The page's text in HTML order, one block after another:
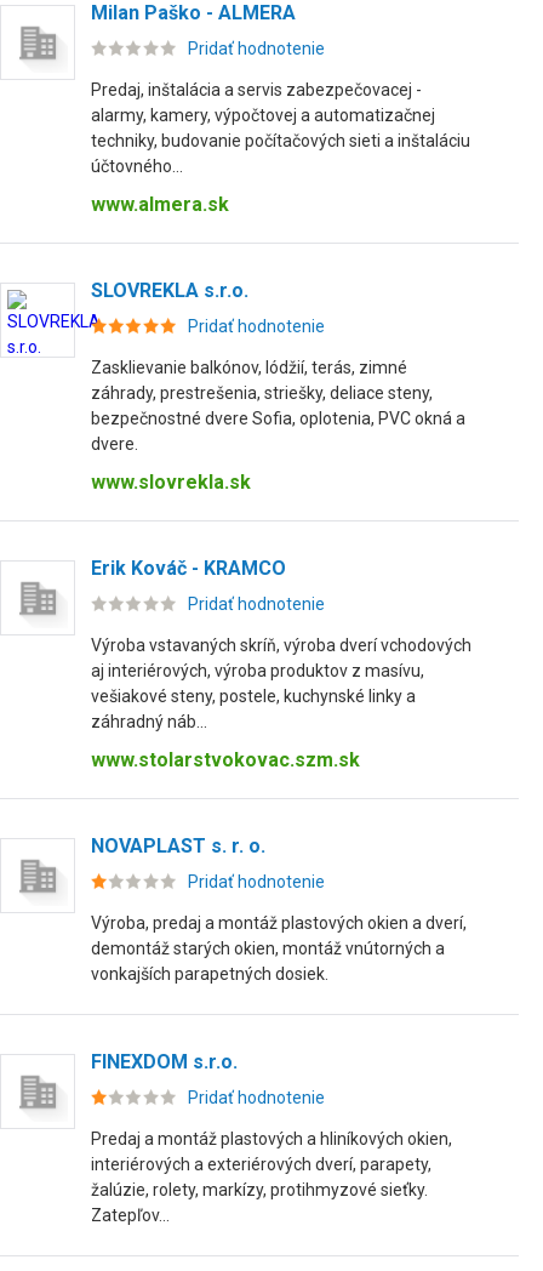
Milan Paško - ALMERA
Pridať hodnotenie
Predaj, inštalácia a servis zabezpečovacej -
alarmy, kamery, výpočtovej a automatizačnej
techniky, budovanie počítačových sieti a inštaláciu
účtovného...
www.almera.sk
SLOVREKLA s.r.o.
Pridať hodnotenie
Zasklievanie balkónov, lódžií, terás, zimné
záhrady, prestrešenia, striešky, deliace steny,
bezpečnostné dvere Sofia, oplotenia, PVC okná a
dvere.
www.slovrekla.sk
Erik Kováč - KRAMCO
Pridať hodnotenie
Výroba vstavaných skríň, výroba dverí vchodových
aj interiérových, výroba produktov z masívu,
vešiakové steny, postele, kuchynské linky a
záhradný náb...
www.stolarstvokovac.szm.sk
NOVAPLAST s. r. o.
Pridať hodnotenie
Výroba, predaj a montáž plastových okien a dverí,
demontáž starých okien, montáž vnútorných a
vonkajších parapetných dosiek.
FINEXDOM s.r.o.
Pridať hodnotenie
Predaj a montáž plastových a hliníkových okien,
interiérových a exteriérových dverí, parapety,
žalúzie, rolety, markízy, protihmyzové sieťky.
Zatepľov...